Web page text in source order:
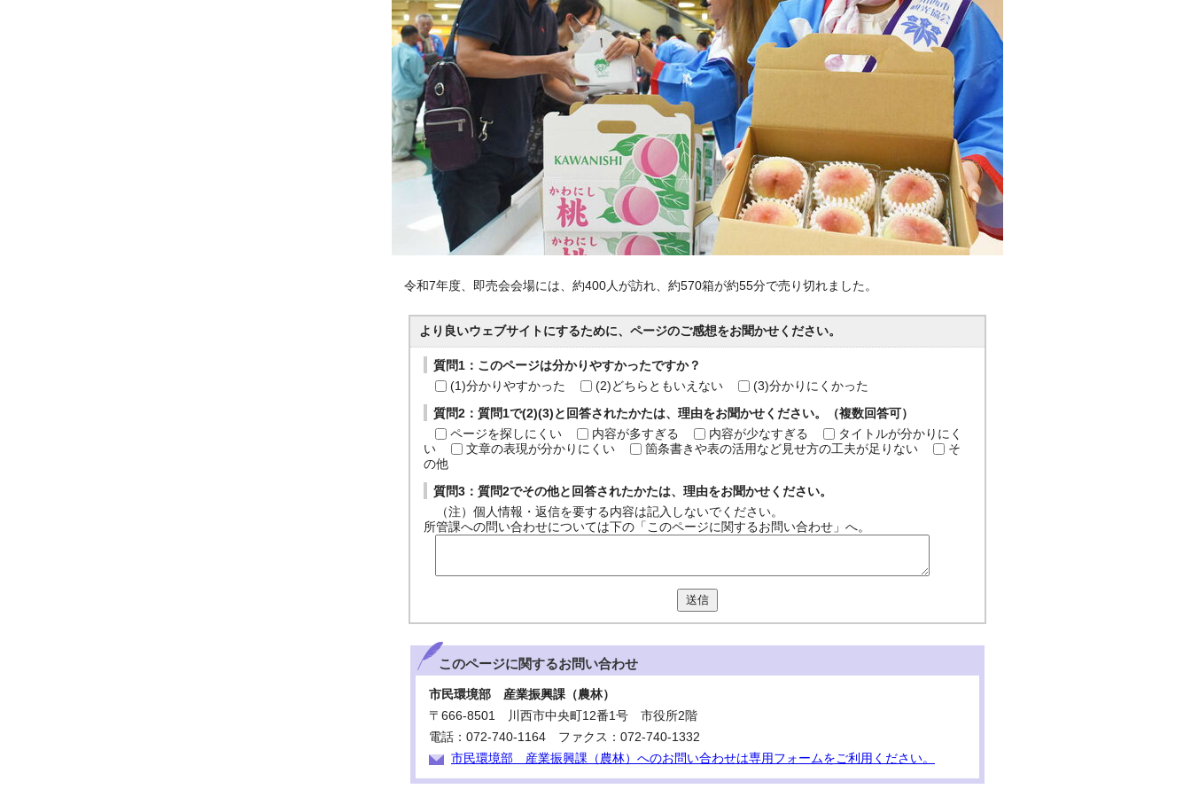
令和7年度、即売会会場には、約400人が訪れ、約570箱が約55分で売り切れました。
より良いウェブサイトにするために、ページのご感想をお聞かせください。
質問1：このページは分かりやすかったですか？
(1)分かりやすかった
(2)どちらともいえない (3)分かりにくかった
質問2：質問1で(2)(3)と回答されたかたは、理由をお聞かせください。（複数回答可）
ページを探しにくい
内容が多すぎる 内容が少なすぎる
タイトルが分かりにく
い
文章の表現が分かりにくい 箇条書きや表の活用など見せ方の工夫が足りない
そ
の他
質問3：質問2でその他と回答されたかたは、理由をお聞かせください。
（注）個人情報・返信を要する内容は記入しないでください。
所管課への問い合わせについては下の「このページに関するお問い合わせ」へ。
送信
このページに関するお問い合わせ
市民環境部 産業振興課（農林）
〒666-8501 川西市中央町12番1号 市役所2階
電話：072-740-1164 ファクス：072-740-1332
市民環境部 産業振興課（農林）へのお問い合わせは専用フォームをご利用ください。